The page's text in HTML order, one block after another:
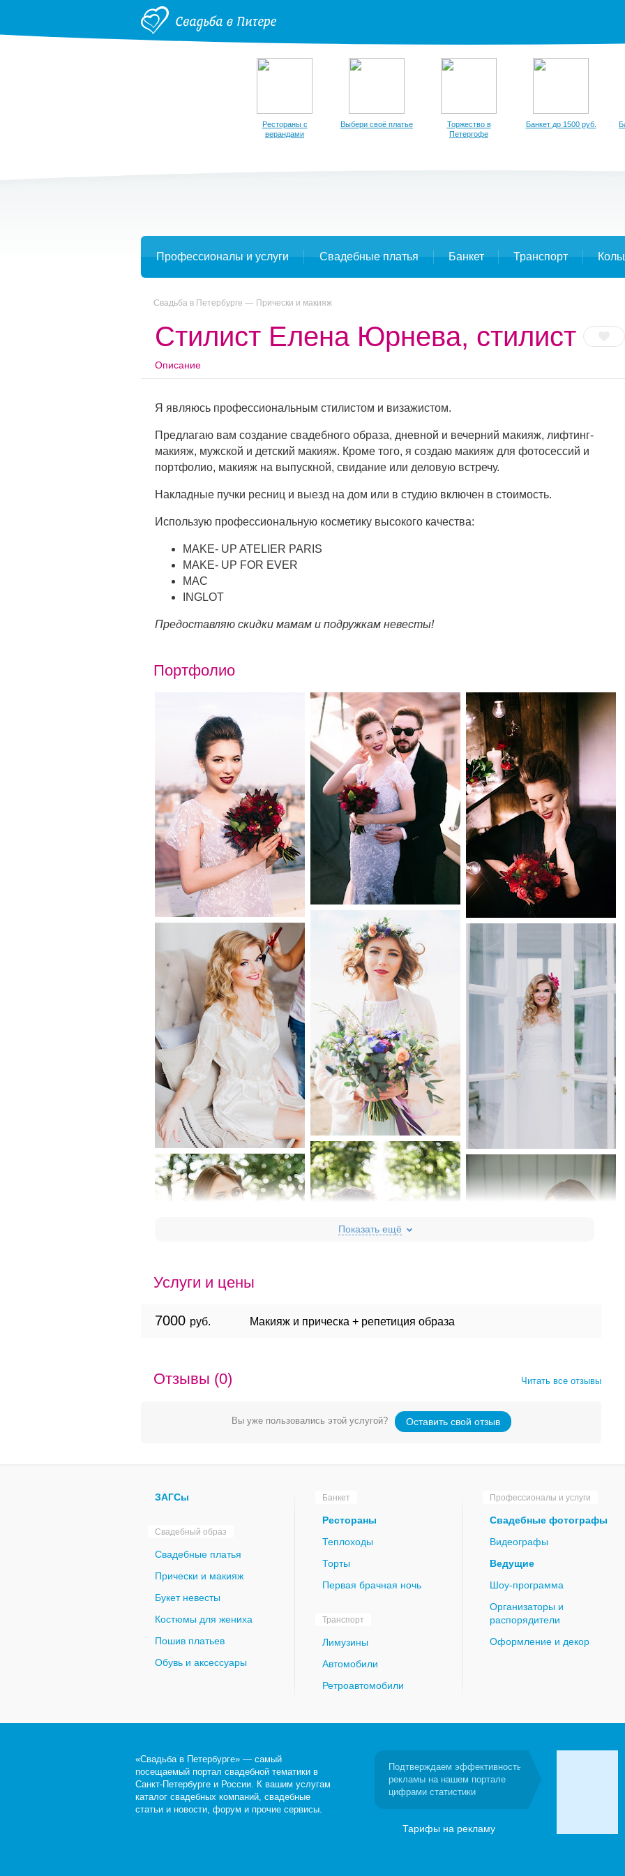
Рестораны с
верандами
Выбери своё платье
Торжество в
Петергофе
Банкет до 1500 руб.
Профессионалы и услуги Свадебные платья Банкет Транспорт
Свадьба в Петербурге Прически и макияж
Стилист Елена Юрнева, стилист
Описание
Я являюсь профессиональным стилистом и визажистом.
Предлагаю вам создание свадебного образа, дневной и вечерний макияж, лифтинг-
макияж, мужской и детский макияж. Кроме того, я создаю макияж для фотосессий и
портфолио, макияж на выпускной, свидание или деловую встречу.
Накладные пучки ресниц и выезд на дом или в студию включен в стоимость.
Использую профессиональную косметику высокого качества:
MAKE- UP ATELIER PARIS
MAKE- UP FOR EVER
MAC
INGLOT
Предоставляю скидки мамам и подружкам невесты!
Портфолио
Услуги и цены
Макияж и прическа + репетиция образа
7000 руб.
Отзывы (0) Читать все отзывы
Вы уже пользовались этой услугой? Оставить свой отзыв
ЗАГСы
Свадебный образ
Свадебные платья
Прически и макияж
Букет невесты
Костюмы для жениха
Пошив платьев
Обувь и аксессуары
Банкет
Рестораны
Теплоходы
Торты
Первая брачная ночь
Транспорт
Лимузины
Автомобили
Ретроавтомобили
Профессионалы и услуги
Свадебные фотографы
Видеографы
Ведущие
Шоу-программа
Организаторы и
распорядители
Оформление и декор
«Свадьба в Петербурге» — самый
посещаемый портал свадебной тематики в
Санкт-Петербурге и России. К вашим услугам
каталог свадебных компаний, свадебные
статьи и новости, форум и прочие сервисы.
Подтверждаем эффективность
рекламы на нашем портале
цифрами статистики
Тарифы на рекламу